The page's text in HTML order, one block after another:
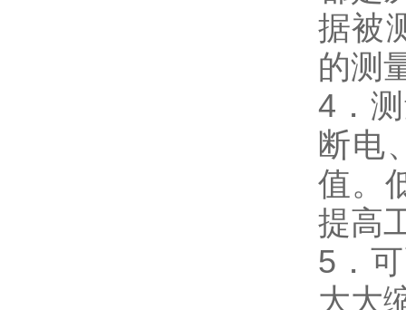
据被
的测
4．
断电
值。
提高
5．
大大